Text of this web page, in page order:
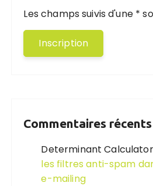
Les champs suivis d'une *
Commentaires récents
Determinant Calculator
les filtres anti-spam
e-mailing